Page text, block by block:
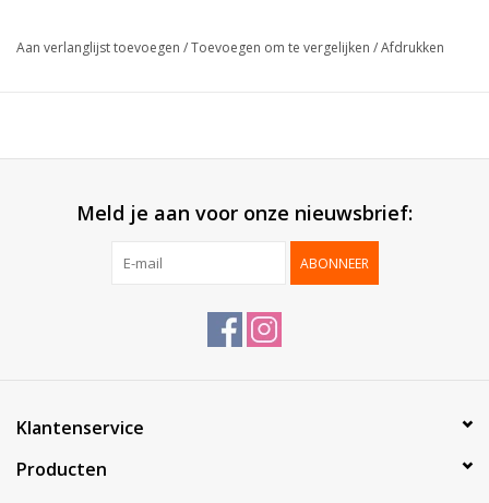
Geleverd:
Op rol
informatie*
Aan verlanglijst toevoegen /Toevoegen om te vergelijken /Afdrukken
Meld je aan voor onze nieuwsbrief:
ABONNEER
Klantenservice
Producten